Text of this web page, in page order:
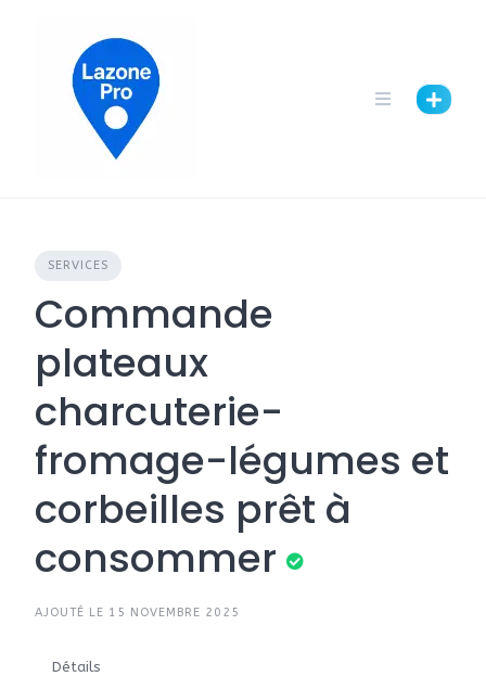
SERVICES
Commande
plateaux
charcuterie-
fromage-légumes et
corbeilles prêt à
consommer
AJOUTÉ LE 15 NOVEMBRE 2025
Détails